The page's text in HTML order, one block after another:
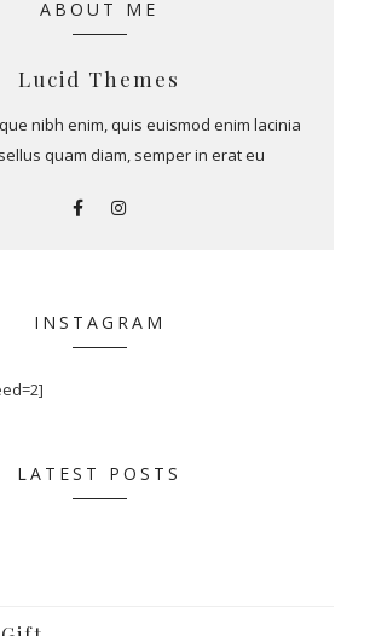
ABOUT ME
Lucid Themes
nibh enim, quis euismod enim lacinia
quam diam, semper in erat eu
INSTAGRAM
LATEST POSTS